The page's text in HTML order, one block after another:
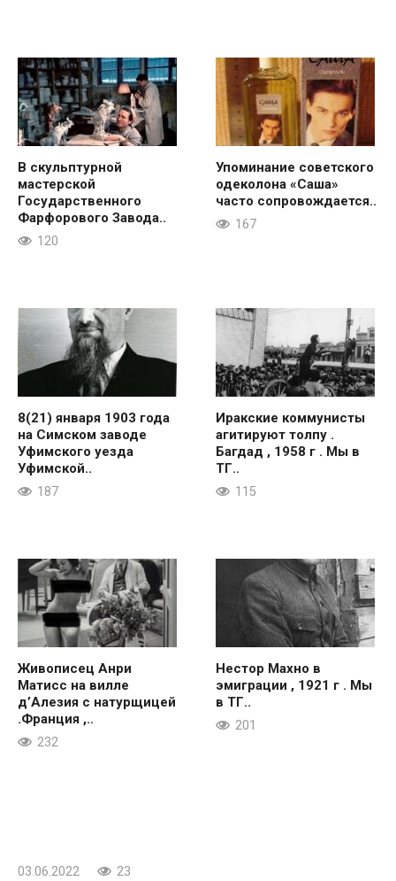
В скульптурной
мастерской
Государственного
Фарфорового Завода..
120
Упоминание советского
одеколона «Саша»
часто сопровождается..
167
8(21) января 1903 года
на Симском заводе
Уфимского уезда
Уфимской..
187
Иракские коммунисты
агитируют толпу .
Багдад , 1958 г . Мы в
ТГ..
115
Живописец Анри
Матисс на вилле
д’Алезия с натурщицей
.Франция ,..
232
Нестор Махно в
эмиграции , 1921 г . Мы
в ТГ..
201
03.06.2022 23